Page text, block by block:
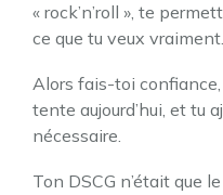
« rock’n’roll », te
ce que tu veux vraiment.
Alors fais-toi confiance,
tente aujourd’hui, et tu
nécessaire.
Ton DSCG n’était que